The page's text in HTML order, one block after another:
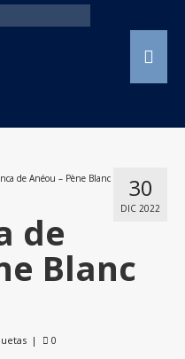
30
DIC 2022
de Anéou – Pène Blanc
de
Blanc
| 0